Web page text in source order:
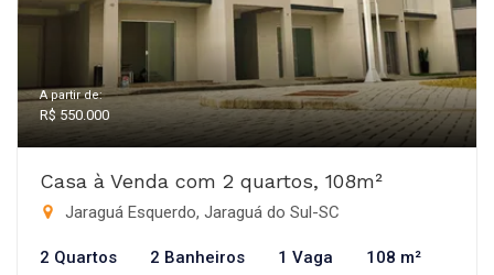
A partir de:
R$ 550.000
Casa à Venda com 2 quartos, 108m²
Jaraguá Esquerdo, Jaraguá do Sul-SC
2 Quartos 2 Banheiros 1 Vaga 108 m²